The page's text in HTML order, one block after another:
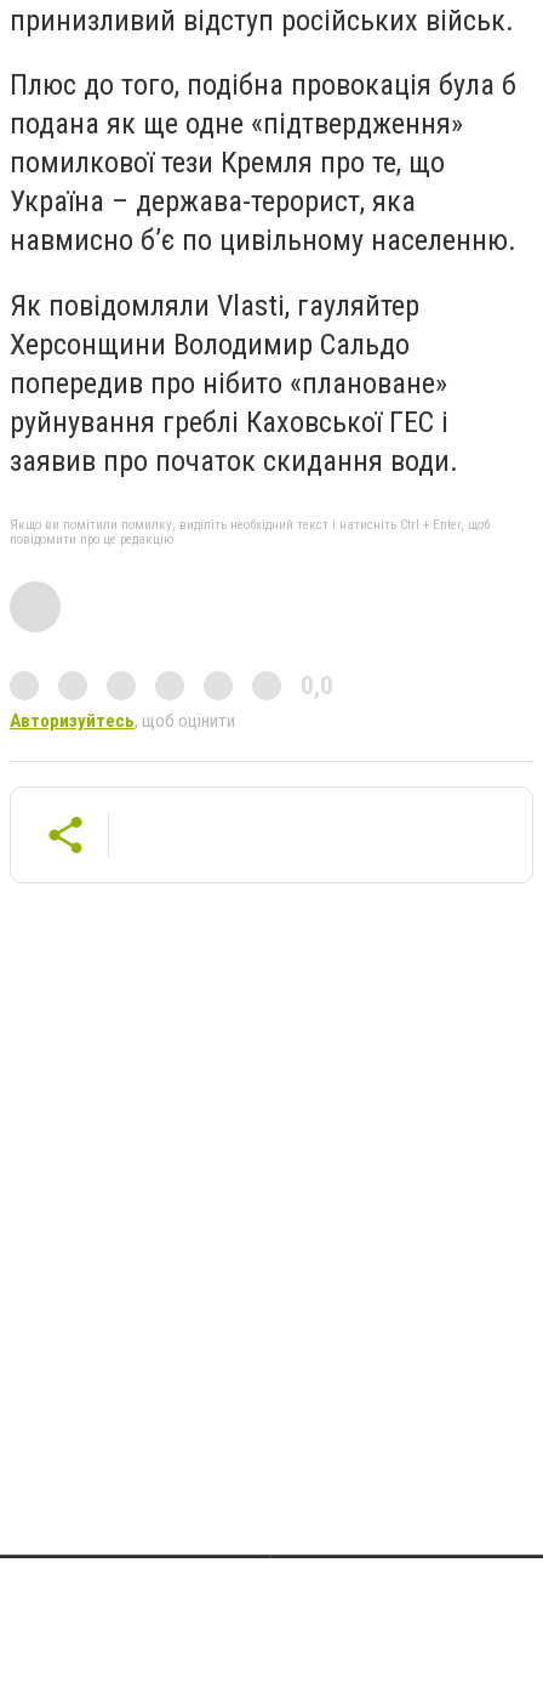
принизливий відступ російських військ.
Плюс до того, подібна провокація була б
подана як ще одне «підтвердження»
помилкової тези Кремля про те, що
Україна – держава-терорист, яка
навмисно б’є по цивільному населенню.
Як повідомляли Vlasti, гауляйтер
Херсонщини Володимир Сальдо
попередив про нібито «плановане»
руйнування греблі Каховської ГЕС і
заявив про початок скидання води.
Якщо ви помітили помилку, виділіть необхідний текст і натисніть Ctrl + Enter, щоб
повідомити про це редакцію
0,0
Авторизуйтесь, щоб оцінити